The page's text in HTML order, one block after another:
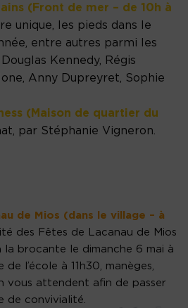
(Front de mer – de 10h à
unique, les pieds dans le
entre autres parmi les
Kennedy, Régis
Anny Dupreyret, Sophie
(Maison de quartier du
par Stéphanie Vigneron.
de Mios (dans le village – à
des Fêtes de Lacanau de Mios
la brocante le dimanche 6 mai à
l’école à 11h30, manèges,
vous attendent afin de passer
de convivialité.